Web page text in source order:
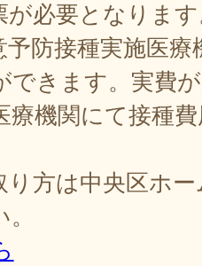
が必要となりま
防接種実施医療
できます。実費
療機関にて接種
り方は中央区ホ